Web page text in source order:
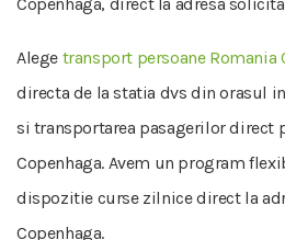
Alege transport persoane Romania
directa de la statia dvs din orasul
si transportarea pasagerilor direct
Copenhaga. Avem un program
dispozitie curse zilnice direct la
Copenhaga.